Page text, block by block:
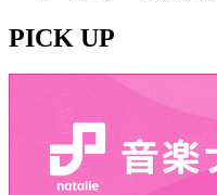
PICK UP